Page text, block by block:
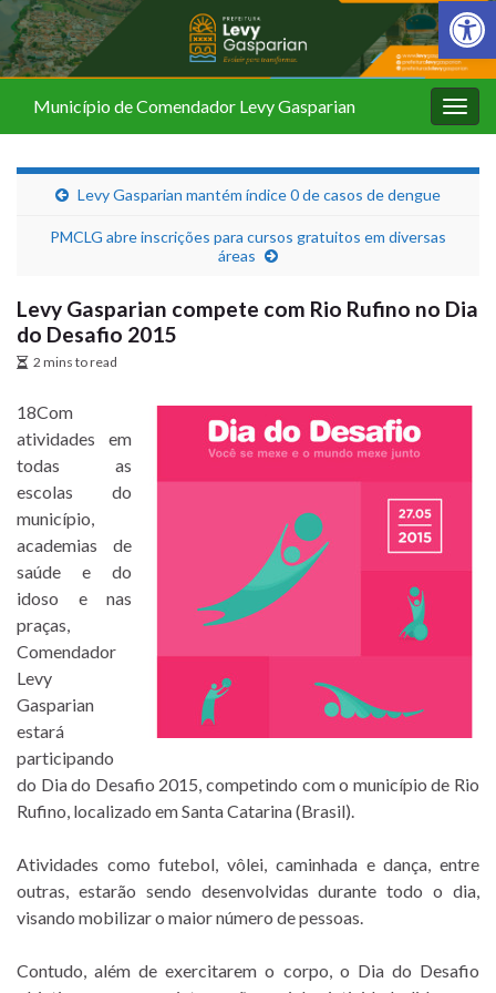
Barra de
Município de Comendador Levy Gasparian
Levy Gasparian mantém índice 0 de casos de dengue
PMCLG abre inscrições para cursos gratuitos em diversas
áreas
Levy Gasparian compete com Rio Rufino no Dia
do Desafio 2015
2 mins to read
18Com
atividades em
todas as
escolas do
município,
academias de
saúde e do
idoso e nas
praças,
Comendador
Levy
Gasparian
estará
participando
do Dia do Desafio 2015, competindo com o município de Rio
Rufino, localizado em Santa Catarina (Brasil).
Atividades como futebol, vôlei, caminhada e dança, entre
outras, estarão sendo desenvolvidas durante todo o dia,
visando mobilizar o maior número de pessoas.
Contudo, além de exercitarem o corpo, o Dia do Desafio